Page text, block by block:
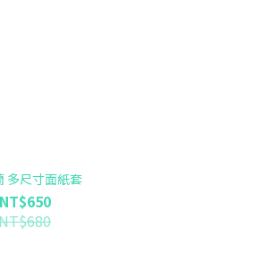
多尺寸面紙套